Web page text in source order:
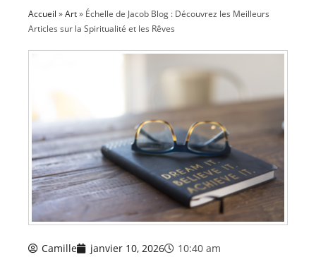
Accueil »Art» Échelle de Jacob Blog : Découvrez les Meilleurs
Articles sur la Spiritualité et les Rêves
Camille janvier 10, 2026
10:40 am